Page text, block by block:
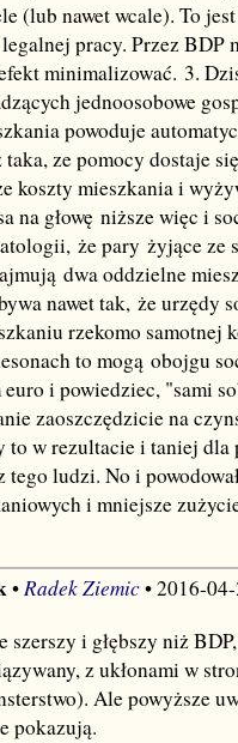
(lub nawet wcale). To
pracy. Przez BDP
minimalizować. 3.
jednoosobowe
powoduje
ze pomocy dostaje
koszty mieszkania i
na głowę niższe więc i
że pary żyjące ze
dwa oddzielne
nawet tak, że urzędy
rzekomo samotnej
to mogą obojgu
i powiedziec, "sami
zaoszczędzicie na
to w rezultacie i taniej dla
ludzi. No i
i mniejsze
• Radek Ziemic• 2016-
szerszy i głębszy niż
z ukłonami w
Ale powyższe
pokazują.